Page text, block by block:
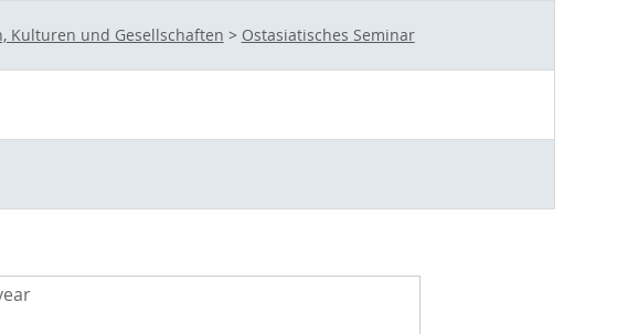
Kulturen und Gesellschaften > Ostasiatisches Seminar